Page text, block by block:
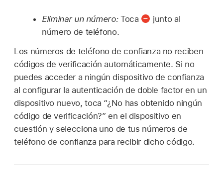
Eliminar un número:Toca
junto al
número de teléfono.
Los números de teléfono de confianza no reciben
códigos de verificación automáticamente. Si no
puedes acceder a ningún dispositivo de confianza
al configurar la autenticación de doble factor en un
dispositivo nuevo, toca “¿No has obtenido ningún
código de verificación?” en el dispositivo en
cuestión y selecciona uno de tus números de
teléfono de confianza para recibir dicho código.